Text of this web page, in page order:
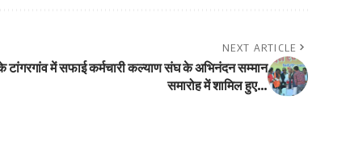
NEXT ARTICLE
टांगरगांव में सफाई कर्मचारी कल्याण संघ के अभिनंदन सम्मान
समारोह में शामिल हुए…